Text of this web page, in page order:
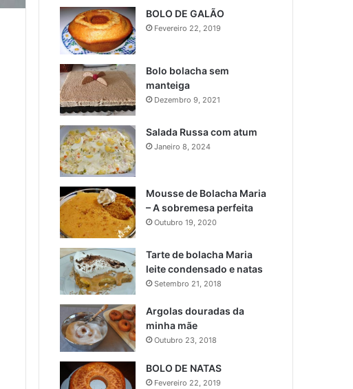
BOLO DE GALÃO
Fevereiro 22, 2019
Bolo bolacha sem
manteiga
Dezembro 9, 2021
Salada Russa com atum
Janeiro 8, 2024
Mousse de Bolacha Maria
– A sobremesa perfeita
Outubro 19, 2020
Tarte de bolacha Maria
leite condensado e natas
Setembro 21, 2018
Argolas douradas da
minha mãe
Outubro 23, 2018
BOLO DE NATAS
Fevereiro 22, 2019